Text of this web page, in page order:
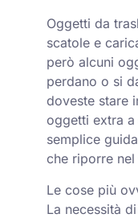
Oggetti da
scatole e
però alcuni
perdano o si
doveste stare
oggetti extra a
semplice
che riporre
Le cose più
La necessità